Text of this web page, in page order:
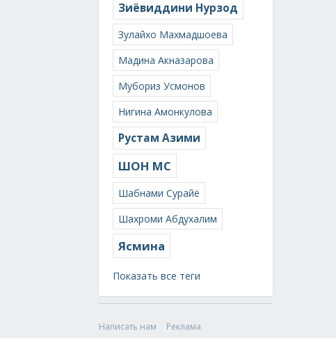
Зиёвиддини Нурзод
Зулайхо Махмадшоева
Мадина Акназарова
Мубориз Усмонов
Нигина Амонкулова
Рустам Азими
ШОН МС
Шабнами Сурайё
Шахроми Абдухалим
Ясмина
Показать все теги
Написать нам
Реклама